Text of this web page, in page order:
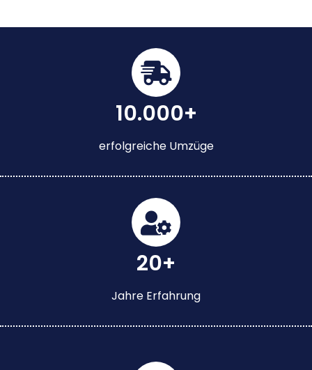
10.000+
erfolgreiche Umzüge
20+
Jahre Erfahrung